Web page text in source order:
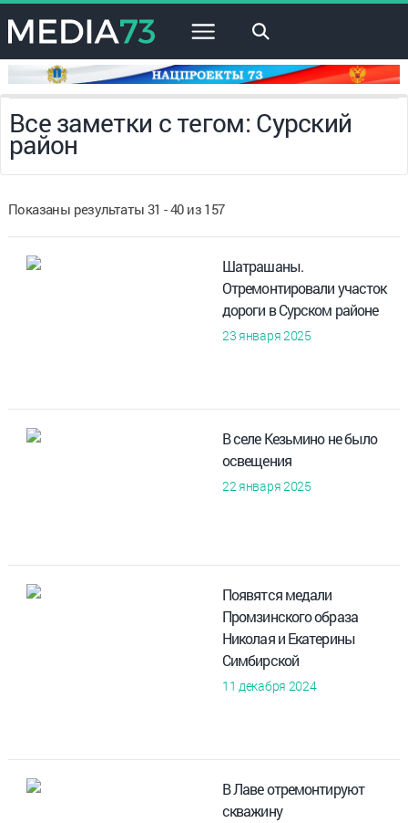
×
Все заметки с тегом: Сурский
район
Показаны результаты 31 - 40 из 157
Шатрашаны.
Отремонтировали участок
дороги в Сурском районе
23 января 2025
В селе Кезьмино не было
освещения
22 января 2025
Появятся медали
Промзинского образа
Николая и Екатерины
Симбирской
11 декабря 2024
В Лаве отремонтируют
скважину